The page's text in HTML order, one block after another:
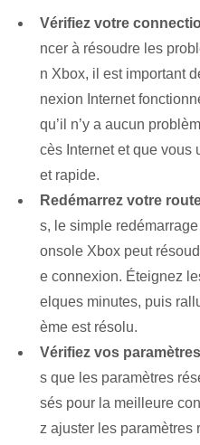
Vérifiez votre
ncer à résoudre les
n Xbox, il est important
nexion Internet
qu’il n’y a aucun
cès Internet et que vous
et rapide.
Redémarrez votre
s, le simple
onsole Xbox peut
e connexion. Éteignez
elques minutes, puis
ème est résolu.
Vérifiez vos
s que les paramètres
sés pour la meilleure
z ajuster les paramètres